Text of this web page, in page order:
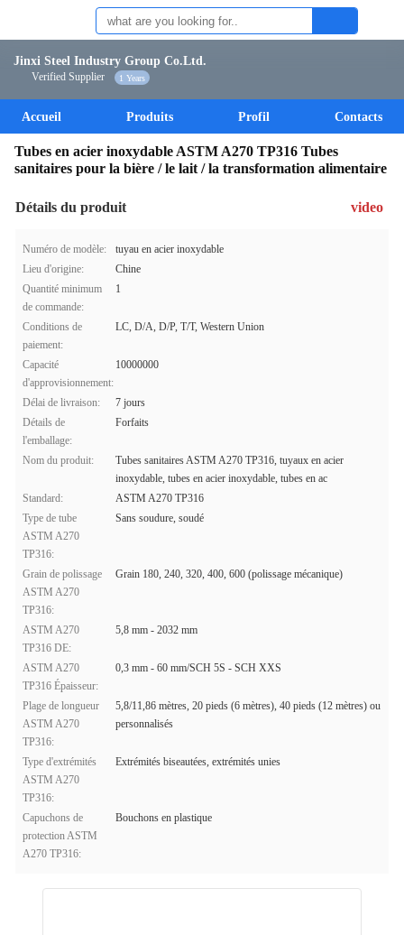
Jinxi Steel Industry Group Co.Ltd.
Verified Supplier 1 Years
Accueil Produits Profil Contacts
Tubes en acier inoxydable ASTM A270 TP316 Tubes
sanitaires pour la bière / le lait / la transformation alimentaire
Détails du produit video
Numéro de modèle:
tuyau en acier inoxydable
Lieu d'origine:
Chine
Quantité minimum
de commande:
1
Conditions de
paiement:
LC, D/A, D/P, T/T, Western Union
Capacité
d'approvisionnement:
10000000
Délai de livraison:
7 jours
Détails de
l'emballage:
Forfaits
Nom du produit:
Tubes sanitaires ASTM A270 TP316, tuyaux en acier
inoxydable, tubes en acier inoxydable, tubes en ac
Standard:
ASTM A270 TP316
Type de tube
ASTM A270
TP316:
Sans soudure, soudé
Grain de polissage
ASTM A270
TP316:
Grain 180, 240, 320, 400, 600 (polissage mécanique)
ASTM A270
TP316 DE:
5,8 mm - 2032 mm
ASTM A270
TP316 Épaisseur:
0,3 mm - 60 mm/SCH 5S - SCH XXS
Plage de longueur
ASTM A270
TP316:
5,8/11,86 mètres, 20 pieds (6 mètres), 40 pieds (12 mètres) ou
personnalisés
Type d'extrémités
ASTM A270
TP316:
Extrémités biseautées, extrémités unies
Capuchons de
protection ASTM
A270 TP316:
Bouchons en plastique